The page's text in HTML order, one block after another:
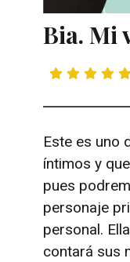
Bia. Mi
Este es uno
íntimos y
pues
personaje
personal.
contará sus